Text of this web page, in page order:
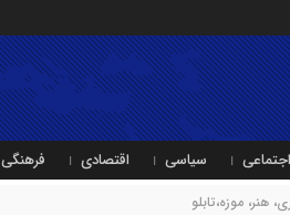
اجتماعی سیاسی اقتصادی فرهنگی
موزه،تابلو